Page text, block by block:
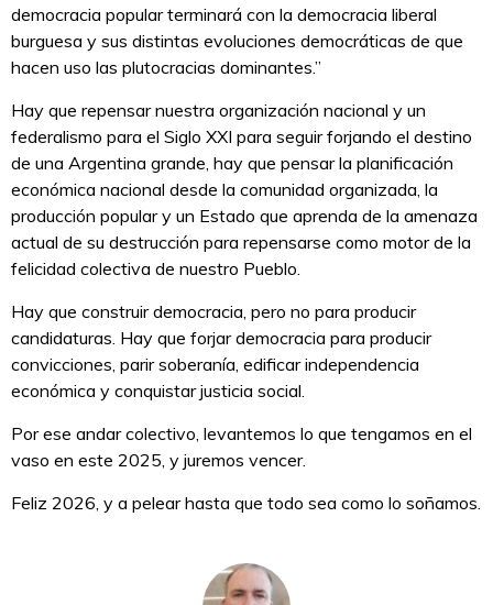
democracia popular terminará con la democracia liberal
burguesa y sus distintas evoluciones democráticas de que
hacen uso las plutocracias dominantes.”
Hay que repensar nuestra organización nacional y un
federalismo para el Siglo XXI para seguir forjando el destino
de una Argentina grande, hay que pensar la planificación
económica nacional desde la comunidad organizada, la
producción popular y un Estado que aprenda de la amenaza
actual de su destrucción para repensarse como motor de la
felicidad colectiva de nuestro Pueblo.
Hay que construir democracia, pero no para producir
candidaturas. Hay que forjar democracia para producir
convicciones, parir soberanía, edificar independencia
económica y conquistar justicia social.
Por ese andar colectivo, levantemos lo que tengamos en el
vaso en este 2025, y juremos vencer.
Feliz 2026, y a pelear hasta que todo sea como lo soñamos.